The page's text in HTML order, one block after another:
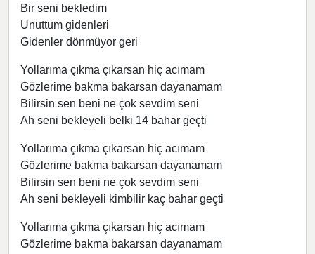
Bir seni bekledim
Unuttum gidenleri
Gidenler dönmüyor geri
Yollarıma çıkma çıkarsan hiç acımam
Gözlerime bakma bakarsan dayanamam
Bilirsin sen beni ne çok sevdim seni
Ah seni bekleyeli belki 14 bahar geçti
Yollarıma çıkma çıkarsan hiç acımam
Gözlerime bakma bakarsan dayanamam
Bilirsin sen beni ne çok sevdim seni
Ah seni bekleyeli kimbilir kaç bahar geçti
Yollarıma çıkma çıkarsan hiç acımam
Gözlerime bakma bakarsan dayanamam